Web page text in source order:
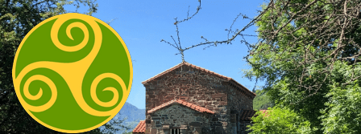
Saltar
al
contenido